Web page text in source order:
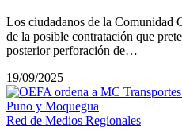
Los ciudadanos de la Comunidad
de la posible contratación que
posterior perforación de…
19/09/2025
Red de Medios Regionales